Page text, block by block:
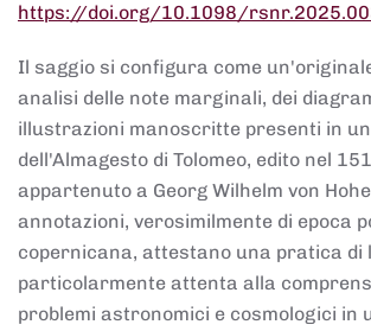
https://doi.org/10.1098/
Il saggio si configura come
analisi delle note marginali, dei
illustrazioni manoscritte presenti in
dell'Almagesto di Tolomeo, edito nel
appartenuto a Georg Wilhelm von
annotazioni, verosimilmente di epoca
copernicana, attestano una pratica di
particolarmente attenta alla
problemi astronomici e cosmologici in